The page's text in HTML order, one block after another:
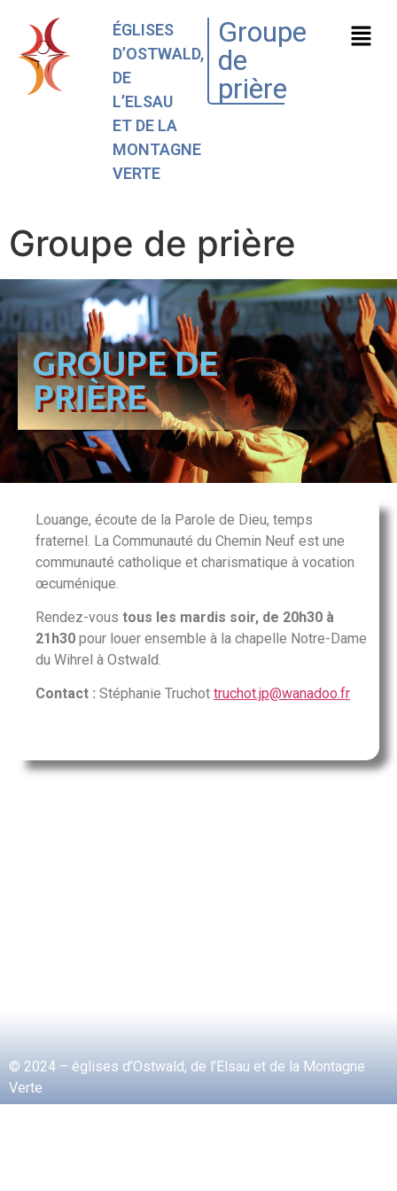
ÉGLISES
D’OSTWALD,
DE
L’ELSAU
ET DE LA
MONTAGNE
VERTE
Groupe
de
prière
Groupe de prière
GROUPE DE
PRIÈRE
Louange, écoute de la Parole de Dieu, temps
fraternel. La Communauté du Chemin Neuf est une
communauté catholique et charismatique à vocation
œcuménique.
Rendez-vous tous les mardis soir, de 20h30 à
21h30 pour louer ensemble à la chapelle Notre-Dame
du Wihrel à Ostwald.
Contact : Stéphanie Truchot truchot.jp@wanadoo.fr
© 2024 – églises d’Ostwald, de l’Elsau et de la Montagne
Verte